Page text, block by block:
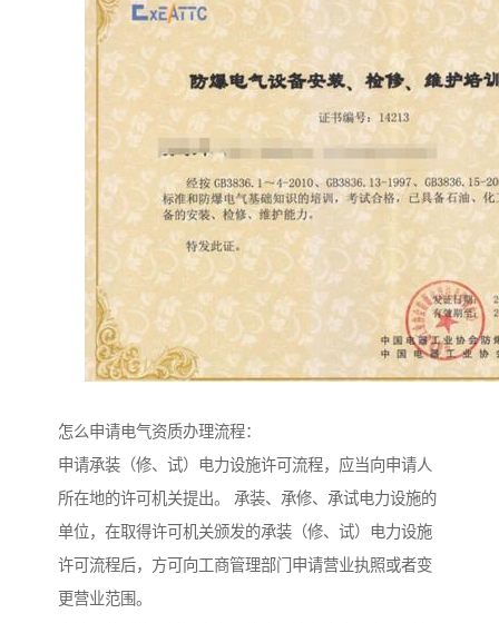
怎么申请电气资质办理流程：
申请承装（修、试）电力设施许可流程，应当向申请人
所在地的许可机关提出。 承装、承修、承试电力设施的
单位，在取得许可机关颁发的承装（修、试）电力设施
许可流程后，方可向工商管理部门申请营业执照或者变
更营业范围。